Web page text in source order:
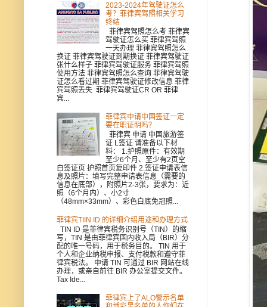
2023-2024年驾驶证怎么
考？菲律宾驾照相关学习
终结
菲律宾驾照怎么考 菲律宾
驾驶证怎么买 菲律宾驾照
一天办理 菲律宾驾照怎么
换证 菲律宾驾驶证到期换证 菲律宾驾驶证
张什么样子 菲律宾驾驶证服务 菲律宾驾照
使用方法 菲律宾驾照怎么查询 菲律宾驾驶
证怎么看过期 菲律宾驾驶证修改信息 菲律
宾驾照丢失 菲律宾驾驶证CR OR 菲律
宾...
菲律宾申请中国签证一定
要在职证明吗？
菲律宾 申请 中国旅游签
证 L签证 请准备以下材
料： 1.护照原件：有效期
至少6个月、至少有2页空
白签证页 护照首页复印件 2.签证申请表信
息及照片：填写完整申请表信息（需要的
信息在底部），附照片2-3张，要求为：近
照（6个月内）、小2寸
（48mm×33mm）、彩色白底免冠照...
菲律宾TIIN ID 的详细介绍用途和办理方式
TIN ID 是菲律宾税务识别号（TIN）的缩
写，TIN 是由菲律宾国内收入局（BIR）分
配的唯一号码，用于税务目的。 TIN 用于
个人和企业纳税申报、支付税款和遵守菲
律宾税法。 申请 TIN 可通过 BIR 网站在线
办理，或亲自前往 BIR 办公室提交文件。
Tax Ide...
菲律宾上了ALO警示名单